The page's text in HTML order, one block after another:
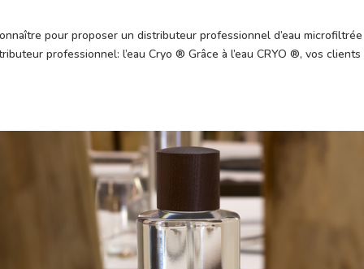
pour proposer un distributeur professionnel d’eau microfiltrée
professionnel: l’eau Cryo ®️ Grâce à l’eau CRYO ®️, vos clients